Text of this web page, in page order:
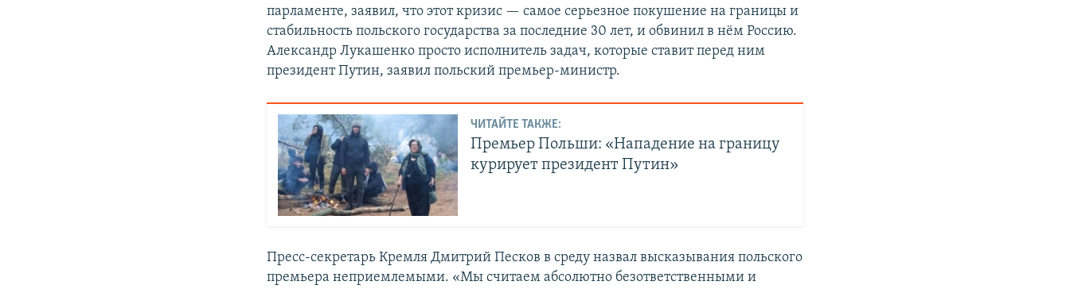
парламенте, заявил, что этот кризис — самое серьезное покушение на границы и
стабильность польского государства за последние 30 лет, и обвинил в нём Россию.
Александр Лукашенко просто исполнитель задач, которые ставит перед ним
президент Путин, заявил польский премьер-министр.
ЧИТАЙТЕ ТАКЖЕ:
Премьер Польши: «Нападение на границу
курирует президент Путин»
Пресс-секретарь Кремля Дмитрий Песков в среду назвал высказывания польского
премьера неприемлемыми. «Мы считаем абсолютно безответственными и